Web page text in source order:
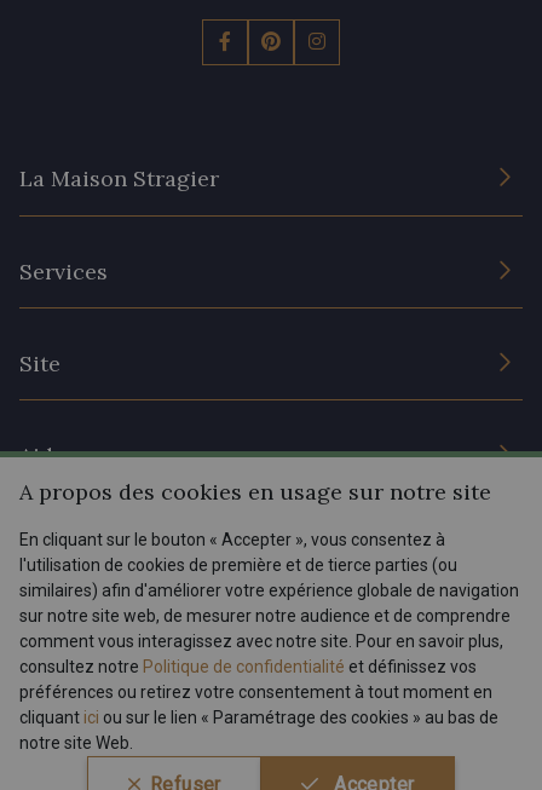
La Maison Stragier
Services
Site
Prix réduits
Aide
Livraison : France, Belgique, International
Retours & réclamations
FAQ - Questions fréquentes
Modes de paiements
Menu
Tous nos tissus
Magazine
FR EN
Conditions générales de vente Politique de confidentialité
A propos des cookies en usage sur notre site
En cliquant sur le bouton « Accepter », vous consentez à
l'utilisation de cookies de première et de tierce parties (ou
similaires) afin d'améliorer votre expérience globale de navigation
sur notre site web, de mesurer notre audience et de comprendre
comment vous interagissez avec notre site. Pour en savoir plus,
consultez notre Politique de confidentialité et définissez vos
préférences ou retirez votre consentement à tout moment en
cliquant ici ou sur le lien « Paramétrage des cookies » au bas de
notre site Web.
Refuser Accepter